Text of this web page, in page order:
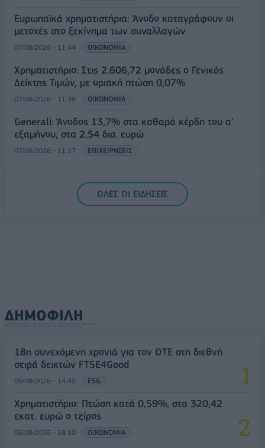
Ευρωπαϊκά χρηματιστήρια: Άνοδο καταγράφουν οι
μετοχές στο ξεκίνημα των συναλλαγών
07/08/2026 - 11:44 ΟΙΚΟΝΟΜΙΑ
Χρηματιστήριο: Στις 2.606,72 μονάδες ο Γενικός
Δείκτης Τιμών, με οριακή πτώση 0,07%
07/08/2026 - 11:38 ΟΙΚΟΝΟΜΙΑ
Generali: Άνοδος 13,7% στα καθαρά κέρδη του α'
εξαμήνου, στα 2,54 δισ. ευρώ
07/08/2026 - 11:27 ΕΠΙΧΕΙΡΗΣΕΙΣ
ΟΛΕΣ ΟΙ ΕΙΔΗΣΕΙΣ
ΔΗΜΟΦΙΛΗ
18η συνεχόμενη χρονιά για τον ΟΤΕ στη διεθνή
σειρά δεικτών FTSE4Good
06/08/2026 - 14:40 ESG
Χρηματιστήριο: Πτώση κατά 0,59%, στα 320,42
εκατ. ευρώ ο τζίρος
06/08/2026 - 18:10 ΟΙΚΟΝΟΜΙΑ